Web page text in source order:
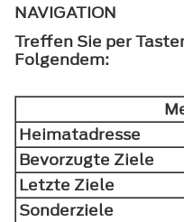
NAVIGATION
Treffen Sie per
Folgendem:
Heimatadresse
Bevorzugte Ziele
Letzte Ziele
Sonderziele